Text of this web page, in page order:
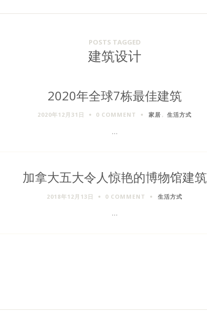
POSTS TAGGED
建筑设计
2020年全球7栋最佳建筑
2020年12月31日 0 COMMENT 家居 , 生活方式
...
加拿大五大令人惊艳的博物馆建筑
2018年12月13日 0 COMMENT 生活方式
...